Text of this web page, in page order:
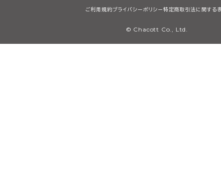
ご利用規約プライバシーポリシー 特定商取引法に関する
© Chacott Co., Ltd.